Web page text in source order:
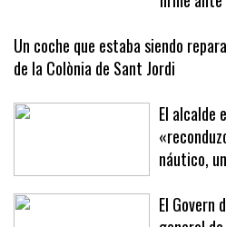
la ciudad
firme
Un coche que estaba siendo
de la Colònia de Sant Jordi
El alcalde
náutico,